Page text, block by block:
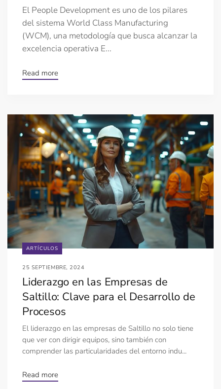
El People Development es uno de los pilares
del sistema World Class Manufacturing
(WCM), una metodología que busca alcanzar la
excelencia operativa E...
Read more
ARTÍCULOS
25 SEPTIEMBRE, 2024
Liderazgo en las Empresas de
Saltillo: Clave para el Desarrollo de
Procesos
El liderazgo en las empresas de Saltillo no solo tiene
que ver con dirigir equipos, sino también con
comprender las particularidades del entorno indu...
Read more